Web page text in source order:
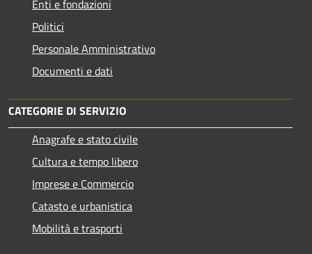
Enti e fondazioni
Politici
Personale Amministrativo
Documenti e dati
CATEGORIE DI SERVIZIO
Anagrafe e stato civile
Cultura e tempo libero
Imprese e Commercio
Catasto e urbanistica
Mobilità e trasporti